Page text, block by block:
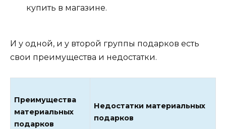
купить в магазине.
И у одной, и у второй группы подарков есть
свои преимущества и недостатки.
Преимущества
материальных
подарков
Недостатки материальных
подарков